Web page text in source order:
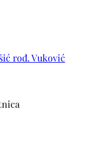
rođ. Vuković